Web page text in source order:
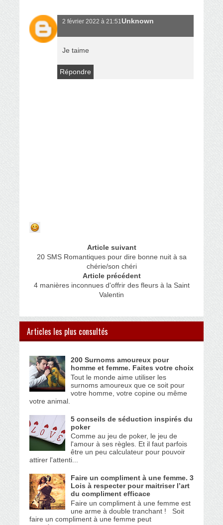
Unknown
2 février 2022 à 21:51
Je taime
Répondre
Article suivant
20 SMS Romantiques pour dire bonne nuit à sa
chérie/son chéri
Article précédent
4 manières inconnues d'offrir des fleurs à la Saint
Valentin
Articles les plus consultés
200 Surnoms amoureux pour
homme et femme. Faites votre choix
Tout le monde aime utiliser les
surnoms amoureux que ce soit pour
votre homme, votre copine ou même
votre animal.
5 conseils de séduction inspirés du
poker
Comme au jeu de poker, le jeu de
l'amour à ses règles. Et il faut parfois
être un peu calculateur pour pouvoir
attirer l'attenti...
Faire un compliment à une femme. 3
Lois à respecter pour maitriser l’art
du compliment efficace
Faire un compliment à une femme est
une arme à double tranchant ! Soit
faire un compliment à une femme peut